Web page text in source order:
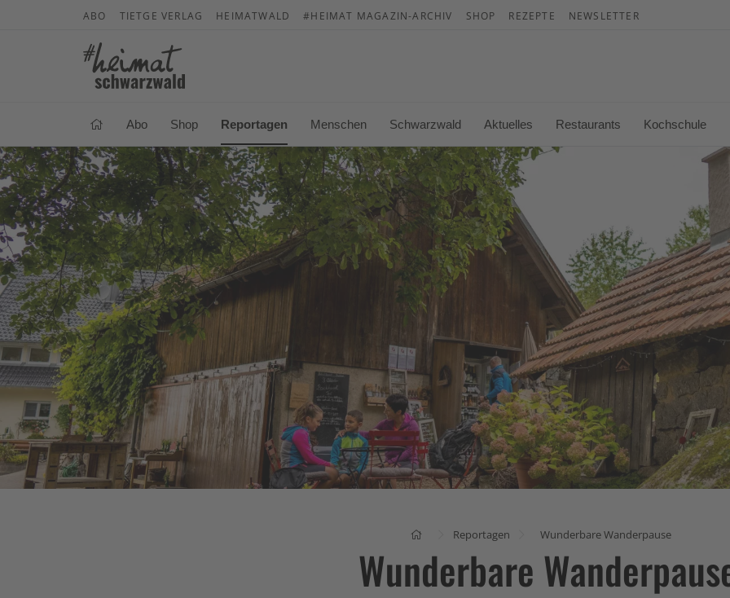
ABO TIETGE VERLAG HEIMATWALD #HEIMAT MAGAZIN-ARCHIV SHOP REZEPTE NEWSLETTER
Abo Shop Reportagen Menschen Schwarzwald Aktuelles Restaurants Kochschule
Reportagen Wunderbare Wanderpause
Wunderbare